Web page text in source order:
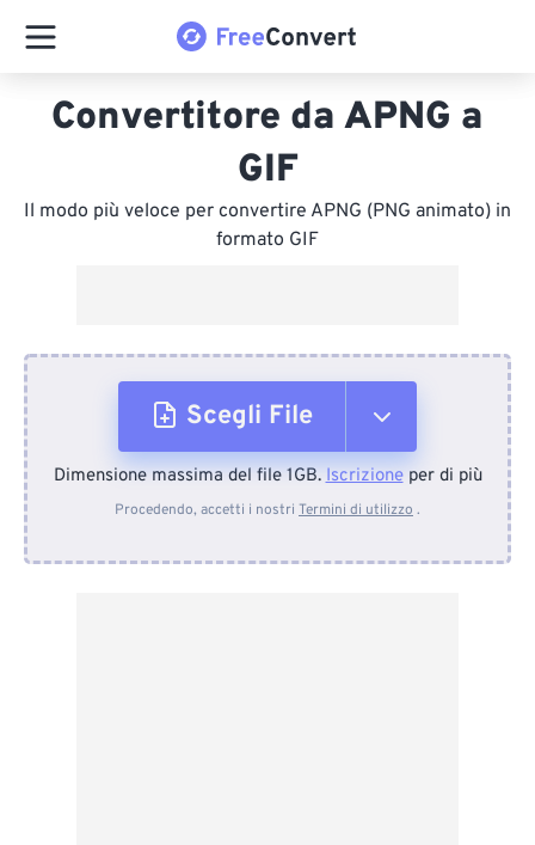
Convertitore da APNG a
GIF
Il modo più veloce per convertire APNG (PNG animato) in
formato GIF
Scegli File
Dal dispositivo
Dimensione massima del file 1GB.Iscrizioneper di più
Procedendo, accetti i nostri Termini di utilizzo .